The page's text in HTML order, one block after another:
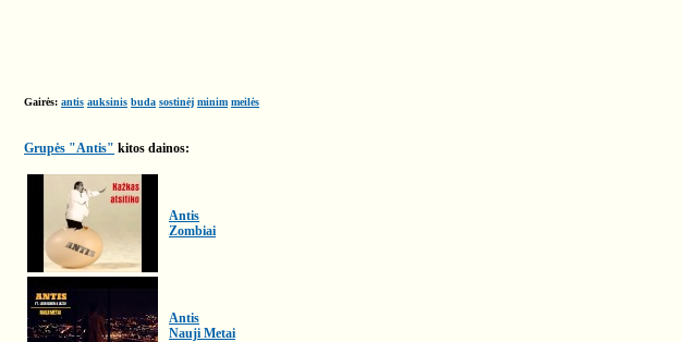
Gairės: antis auksinis buda sostinėj minim meilės
Grupės "Antis" kitos dainos:
Antis
Zombiai
Antis
Nauji Metai